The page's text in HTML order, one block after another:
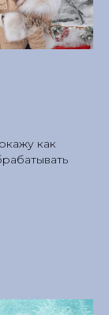
как